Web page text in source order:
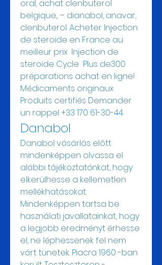
oral, achat clenbuterol
belgique,. – dianabol, anavar,
clenbuterol. Acheter Injection
de steroide en France au
meilleur prix  Injection de
steroide Cycle  Plus de300
préparations achat en ligne! ️
Médicaments originaux
Produits certifiés Demander
un rappel +33 170 61-30-44.
Danabol
Danabol vásárlás előtt
mindenképpen olvassa el
alábbi tájékoztatónkat, hogy
elkerülhesse a kellemetlen
mellékhatásokat.
Mindenképpen tartsa be
használati javallatainkat, hogy
a legjobb eredményt érhesse
el, ne léphessenek fel nem
várt tünetek. Piacra 1960 -ban